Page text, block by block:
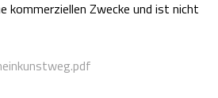
kommerziellen Zwecke und ist nicht